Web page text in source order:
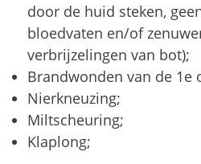
door de huid steken,
bloedvaten en/of
verbrijzelingen van bot);
Brandwonden van de 1e
Nierkneuzing;
Miltscheuring;
Klaplong;